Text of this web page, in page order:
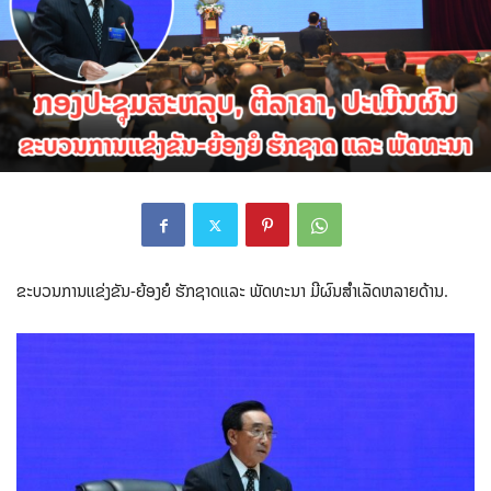
ຂະບວນການແຂ່ງຂັນ-ຍ້ອງຍໍ ຮັກຊາດແລະ ພັດທະນາ ມີຜົນສຳເລັດຫລາຍດ້ານ.